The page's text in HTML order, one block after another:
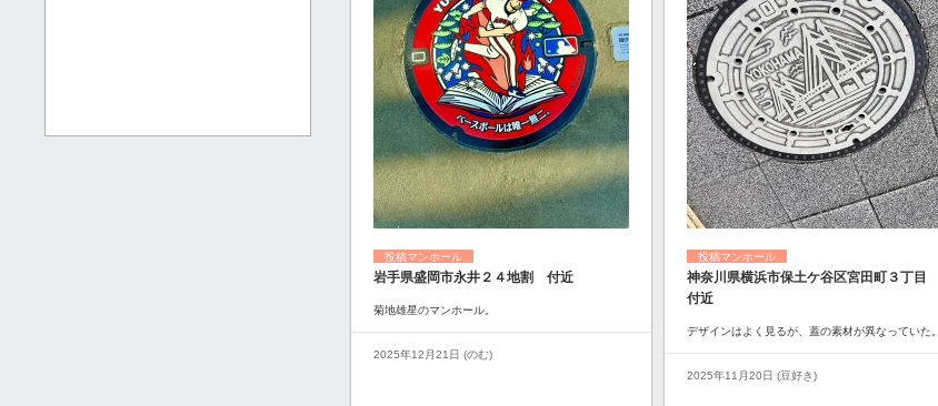
投稿マンホール
岩手県盛岡市永井２４地割 付近
菊地雄星のマンホール。
2025年12月21日 (のむ)
投稿マンホール
神奈川県横浜市保土ケ谷区宮田町３丁目
付近
デザインはよく見るが、蓋の素材が異なっていた。
2025年11月20日 (豆好き)